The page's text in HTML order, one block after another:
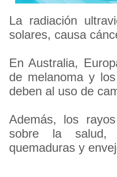
La radiación
solares, causa
En Australia,
de melanoma y los
deben al uso de
Además, los
sobre la salud,
quemaduras y